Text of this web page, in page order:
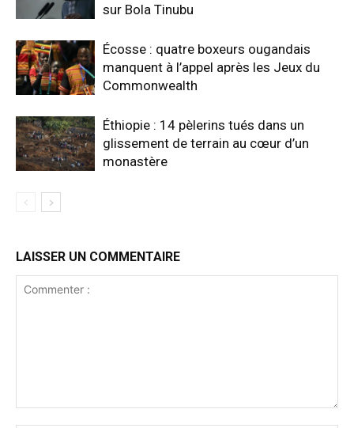
sur Bola Tinubu
Écosse : quatre boxeurs ougandais
manquent à l’appel après les Jeux du
Commonwealth
Éthiopie : 14 pèlerins tués dans un
glissement de terrain au cœur d’un
monastère
LAISSER UN COMMENTAIRE